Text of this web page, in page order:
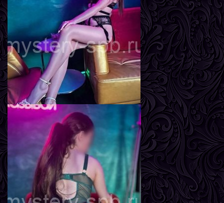
Возраст24
170 см
57 кг
Грудь
2-й